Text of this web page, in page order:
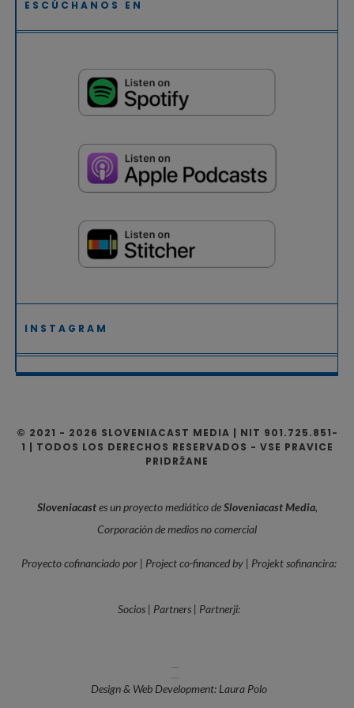
ESCÚCHANOS EN
INSTAGRAM
© 2021 - 2026 SLOVENIACAST MEDIA | NIT 901.725.851-
1 | TODOS LOS DERECHOS RESERVADOS - VSE PRAVICE
PRIDRŽANE
Sloveniacastes un proyecto mediático deSloveniacast Media,
Corporación de medios no comercial
Proyecto cofinanciado por | Project co-financed by | Projekt sofinancira:
Socios | Partners | Partnerji:
—
Design & Web Development: Laura Polo